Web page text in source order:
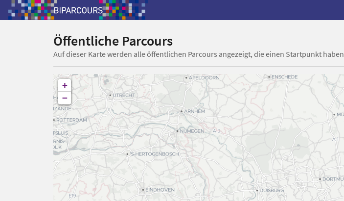
Öffentliche Parcours
Auf dieser Karte werden alle öffentlichen Parcours angezeigt, die einen Startpunkt haben
+
−